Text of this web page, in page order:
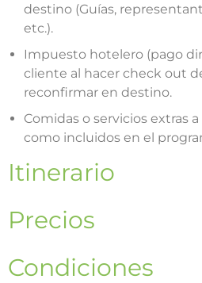
destino (Guías,
etc.).
Impuesto hotelero (pago
cliente al hacer check out
reconfirmar en destino.
Comidas o servicios extras
como incluidos en el
Itinerario
Precios
Condiciones